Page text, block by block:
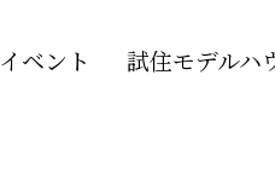
イベント 試住モデルハ